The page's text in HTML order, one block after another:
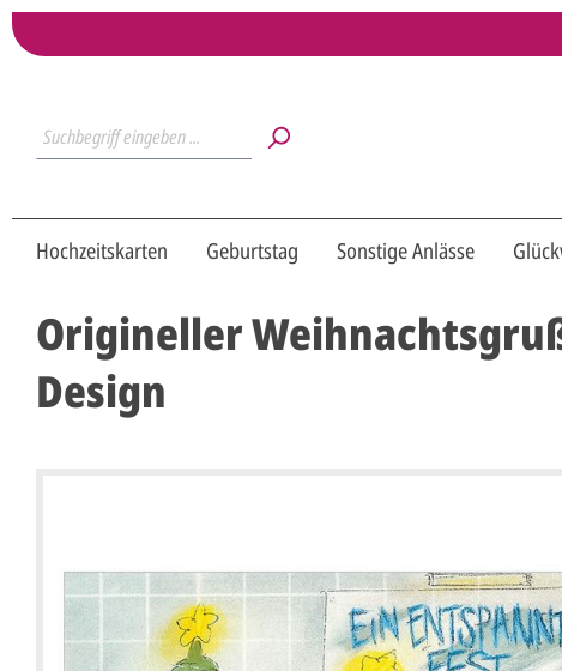
Hochzeitskarten Geburtstag Sonstige Anlässe
Origineller
Design